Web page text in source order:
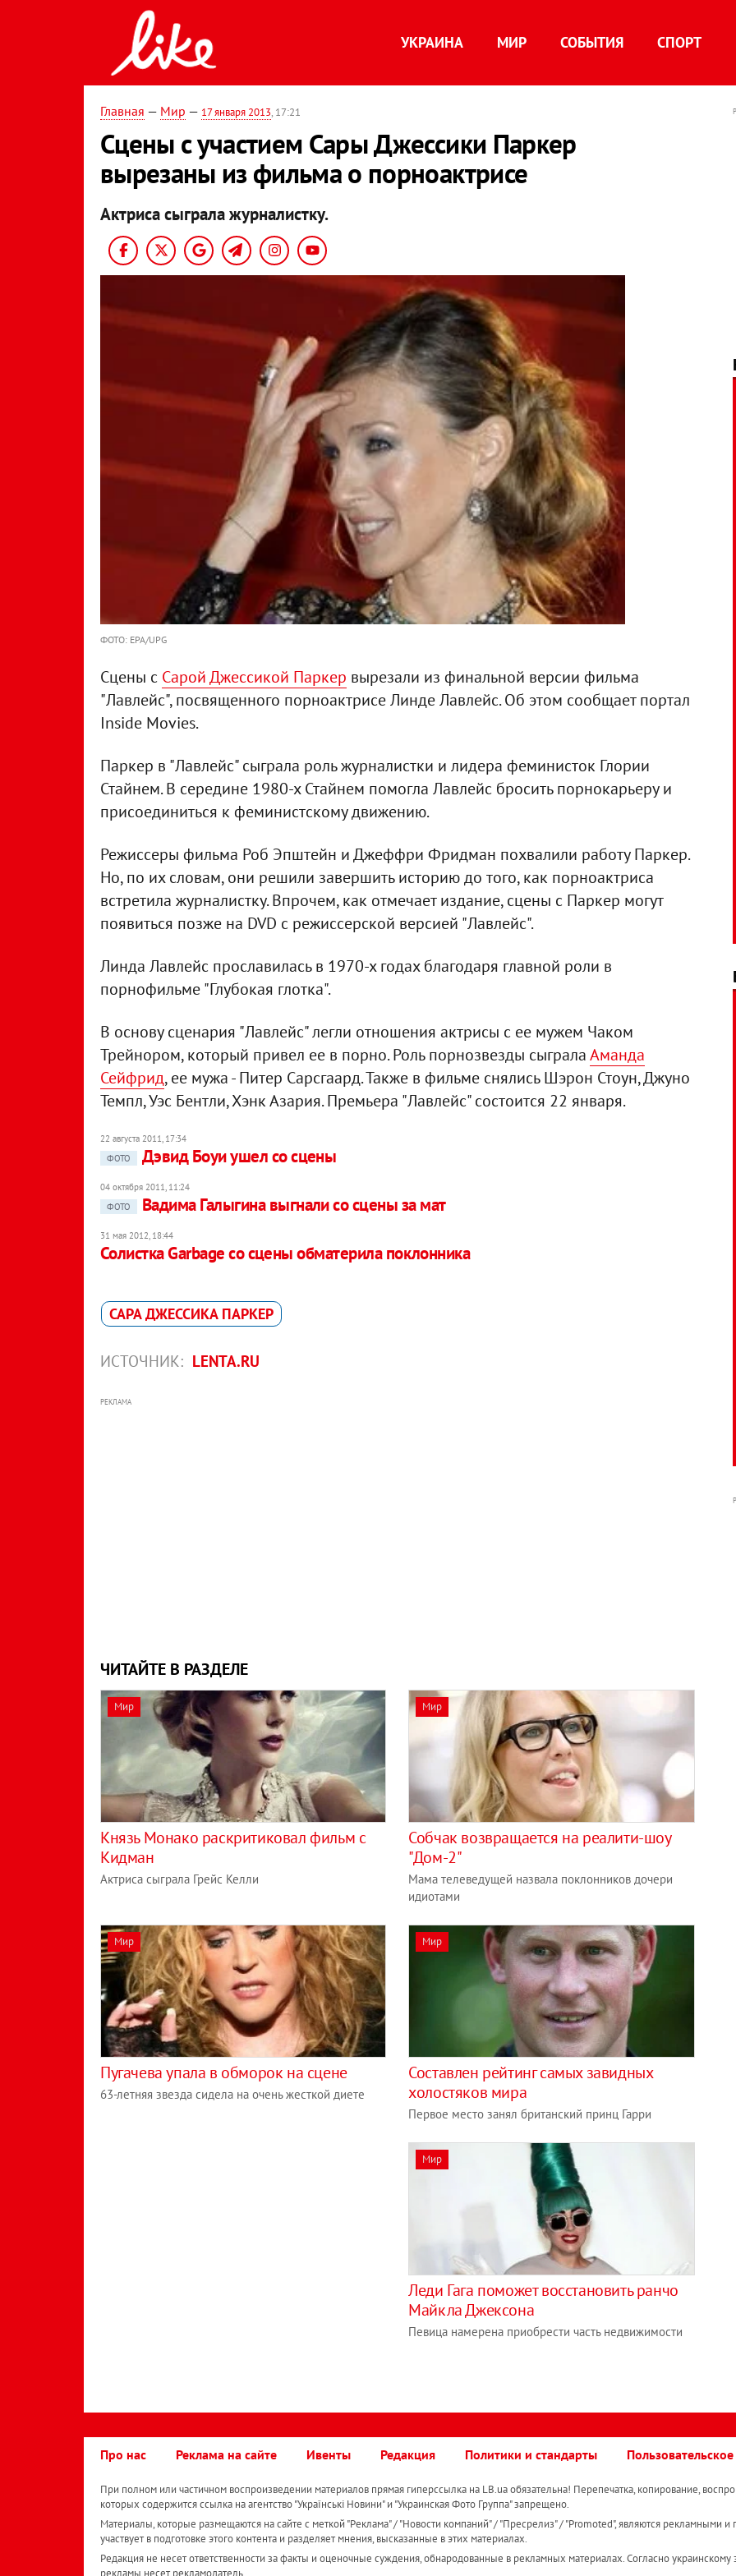
УКРАИНА МИР СОБЫТИЯ СПОРТ
Главная — Мир — 17 января 2013, 17:21
Сцены с участием Сары Джессики Паркер
вырезаны из фильма о порноактрисе
Актриса сыграла журналистку.
ФОТО: EPA/UPG
Сцены с Сарой Джессикой Паркер вырезали из финальной версии фильма
"Лавлейс", посвященного порноактрисе Линде Лавлейс. Об этом сообщает портал
Inside Movies.
Паркер в "Лавлейс" сыграла роль журналистки и лидера феминисток Глории
Стайнем. В середине 1980-х Стайнем помогла Лавлейс бросить порнокарьеру и
присоединиться к феминистскому движению.
Режиссеры фильма Роб Эпштейн и Джеффри Фридман похвалили работу Паркер.
Но, по их словам, они решили завершить историю до того, как порноактриса
встретила журналистку. Впрочем, как отмечает издание, сцены с Паркер могут
появиться позже на DVD c режиссерской версией "Лавлейс".
Линда Лавлейс прославилась в 1970-х годах благодаря главной роли в
порнофильме "Глубокая глотка".
В основу сценария "Лавлейс" легли отношения актрисы с ее мужем Чаком
Трейнором, который привел ее в порно. Роль порнозвезды сыгралаАманда
Сейфрид, ее мужа - Питер Сарсгаард. Также в фильме снялись Шэрон Стоун, Джуно
Темпл, Уэс Бентли, Хэнк Азария. Премьера "Лавлейс" состоится 22 января.
22 августа 2011, 17:34
ФОТО
Дэвид Боуи ушел со сцены
04 октября 2011, 11:24
ФОТО
Вадима Галыгина выгнали со сцены за мат
31 мая 2012, 18:44
Солистка Garbage со сцены обматерила поклонника
САРА ДЖЕССИКА ПАРКЕР
ИСТОЧНИК: LENTA.RU
РЕКЛАМА
ЧИТАЙТЕ В РАЗДЕЛЕ
Мир
Князь Монако раскритиковал фильм с
Кидман
Актриса сыграла Грейс Келли
Мир
Собчак возвращается на реалити-шоу
"Дом-2"
Мама телеведущей назвала поклонников дочери
идиотами
Мир
Пугачева упала в обморок на сцене
63-летняя звезда сидела на очень жесткой диете
Мир
Составлен рейтинг самых завидных
холостяков мира
Первое место занял британский принц Гарри
Мир
Леди Гага поможет восстановить ранчо
Майкла Джексона
Певица намерена приобрести часть недвижимости
Про нас Реклама на сайте Ивенты Редакция Политики и стандарты
При полном или частичном воспроизведении материалов прямая гиперссылка на LB.ua обязательна! Перепечатка, копирование,
которых содержится ссылка на агентство "Українськi Новини" и "Украинская Фото Группа" запрещено.
Материалы, которые размещаются на сайте с меткой "Реклама" / "Новости компаний" / "Пресрелиз" / "Promoted", являются рекламными и
участвует в подготовке этого контента и разделяет мнения, высказанные в этих материалах.
Редакция не несет ответственности за факты и оценочные суждения, обнародованные в рекламных материалах. Согласно украинскому